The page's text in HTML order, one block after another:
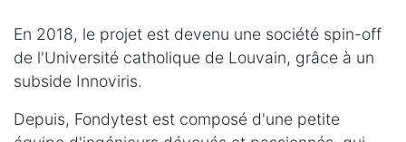
En 2018, le projet est devenu une société spin-off
de l'Université catholique de Louvain, grâce à un
subside Innoviris.
Depuis, Fondytest est composé d'une petite